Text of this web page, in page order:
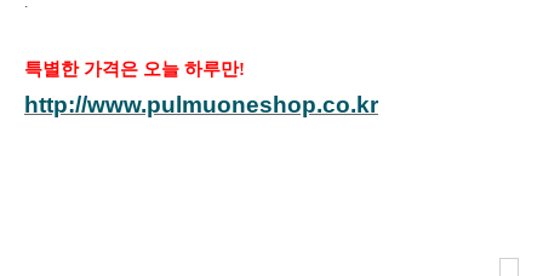
특별한 가격은 오늘 하루만!
http://www.pulmuoneshop.co.kr